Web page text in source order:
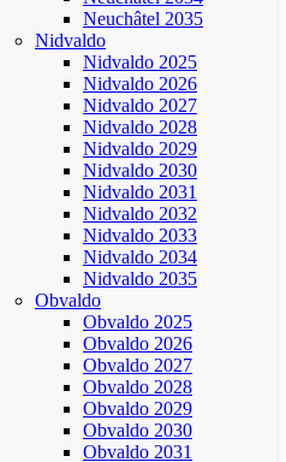
Neuchâtel 2035
Nidvaldo
Nidvaldo 2025
Nidvaldo 2026
Nidvaldo 2027
Nidvaldo 2028
Nidvaldo 2029
Nidvaldo 2030
Nidvaldo 2031
Nidvaldo 2032
Nidvaldo 2033
Nidvaldo 2034
Nidvaldo 2035
Obvaldo
Obvaldo 2025
Obvaldo 2026
Obvaldo 2027
Obvaldo 2028
Obvaldo 2029
Obvaldo 2030
Obvaldo 2031